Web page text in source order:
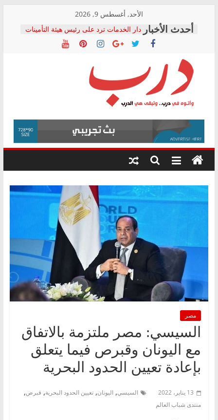
content
الأحد, أغسطس 9, 2026
دار الخدمات ترد على رئيس هيئة التأمينات
بعد مؤتمره الصحفي: إنكار الأزمة لا ينهي
معاناة أصحاب المعاشات.. ونطالب بكشف
فرحات سليمان يكتب: القطاع الصحي إلى
أين؟
حزب التحالف الشعبي يطلق لجنة “الحق
في الصحة” بالإسكندرية لرصد الانتهاكات
ودعم المرضى
الوزاري لمدينة الصحفيين.. وانتهاء أعمال
إنشاء المبنى الإداري
المجلس القومي لحقوق الإنسان يعلن
متابعة قضية الدكتور محمد زهران.. ويؤكد:
قرينة البراءة وضمانات المحاكمة العادلة
درب
وأتوه
درب..
وتبقى
هي
مصر
السيسي: مصر ملتزمة بالاتفاق
مع اليونان وقبرص فيما يتعلق
بإعادة تعيين الحدود البحرية
13 يناير، 2022 السيسي, اليونان, تعيين الحدود البحرية, قبرص,
منتدى شباب العالم